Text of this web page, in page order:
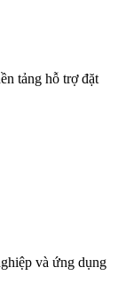
tảng hỗ trợ đặt
và ứng dụng